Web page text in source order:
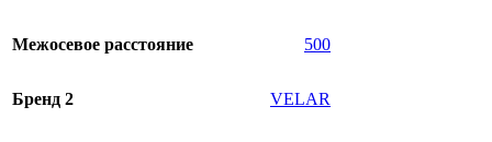
Межосевое расстояние 500
Бренд 2 VELAR